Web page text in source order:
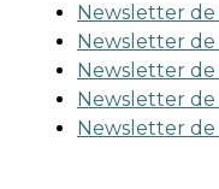
Newsletter
Newsletter
Newsletter
Newsletter de
Newsletter de